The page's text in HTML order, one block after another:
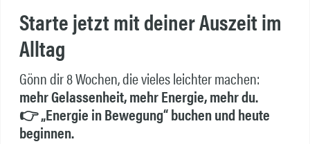
Starte jetzt mit deiner Auszeit im
Alltag
Gönn dir 8 Wochen, die vieles leichter machen:
mehr Gelassenheit, mehr Energie, mehr du.
👉 „Energie in Bewegung“ buchen und heute
beginnen.